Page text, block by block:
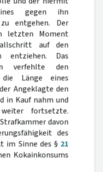
gegen ihn
entgehen. Der
letzten Moment
auf den
entziehen. Das
verfehlte den
Länge eines
Angeklagte den
in Kauf nahm und
fortsetzte.
davon
des
im Sinne des § 21
Kokainkonsums